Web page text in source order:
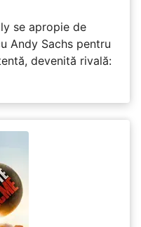
se apropie de
Andy Sachs pentru
devenită rivală: